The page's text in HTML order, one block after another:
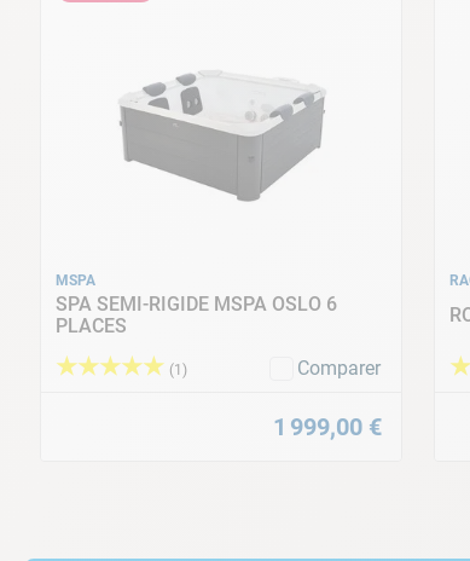
MSPA
SPA SEMI-RIGIDE MSPA OSLO 6
PLACES
★★★★★ (1 ) Comparer
1 999,00 €
★